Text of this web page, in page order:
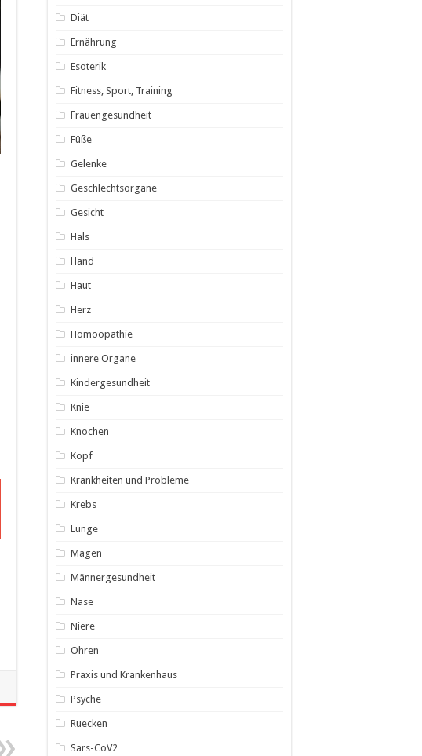
Diät
Ernährung
Esoterik
Fitness, Sport, Training
Frauengesundheit
Füße
Gelenke
Geschlechtsorgane
Gesicht
Hals
Hand
Haut
Herz
Homöopathie
innere Organe
Kindergesundheit
Knie
Knochen
Kopf
Krankheiten und Probleme
Krebs
Lunge
Magen
Männergesundheit
Nase
Niere
Ohren
Praxis und Krankenhaus
Psyche
Ruecken
Sars-CoV2